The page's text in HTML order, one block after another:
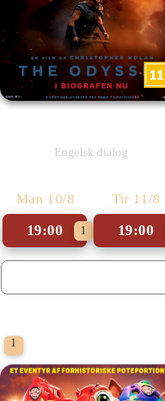
Engelsk dialog
Man 10/8
19:00 1
Tir 11/8
19:00
1